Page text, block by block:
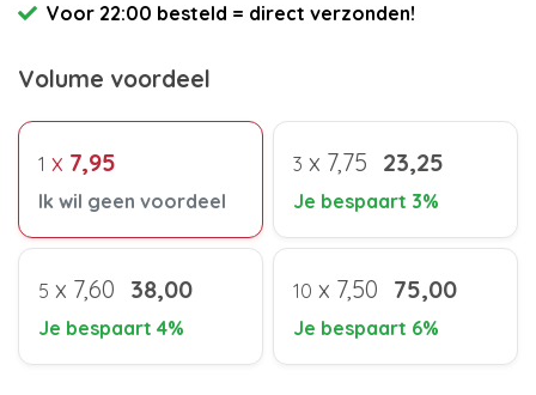
Voor 22:00 besteld = direct verzonden!
Volume voordeel
1 x 7,95
Ik wil geen voordeel
3 x 7,75 23,25
Je bespaart 3%
5 x 7,60 38,00
Je bespaart 4%
10 x 7,50 75,00
Je bespaart 6%